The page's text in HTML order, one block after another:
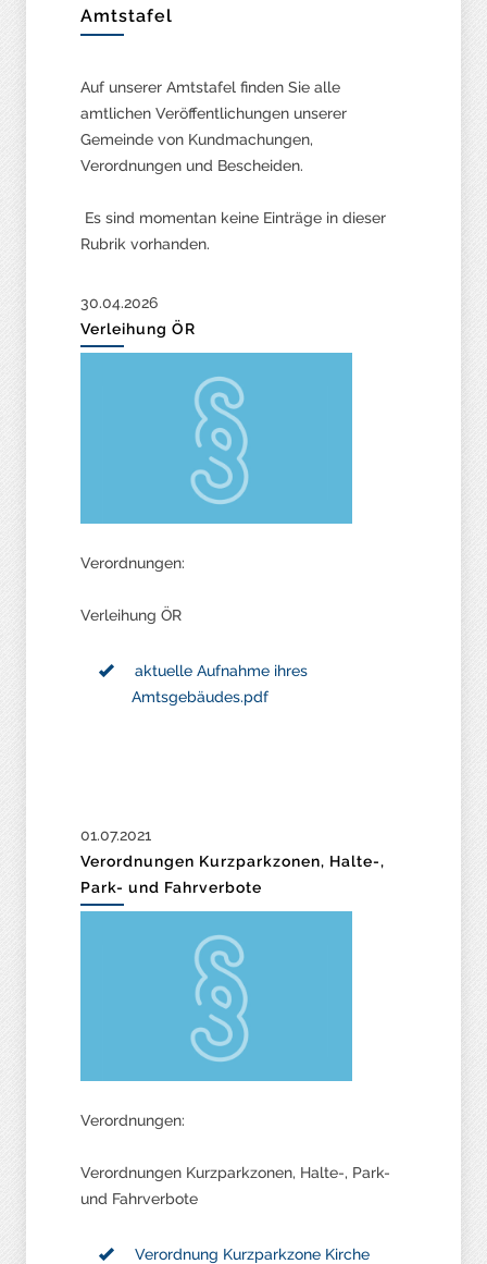
Amtstafel
Auf unserer Amtstafel finden Sie alle
amtlichen Veröffentlichungen unserer
Gemeinde von Kundmachungen,
Verordnungen und Bescheiden.
Es sind momentan keine Einträge in dieser
Rubrik vorhanden.
30.04.2026
Verleihung ÖR
Verordnungen:
Verleihung ÖR
aktuelle Aufnahme ihres
Amtsgebäudes.pdf
01.07.2021
Verordnungen Kurzparkzonen, Halte-,
Park- und Fahrverbote
Verordnungen:
Verordnungen Kurzparkzonen, Halte-, Park-
und Fahrverbote
Verordnung Kurzparkzone Kirche